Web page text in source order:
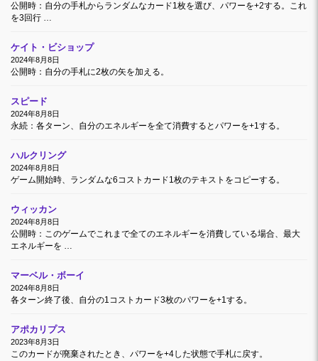
公開時：自分の手札からランダムなカード1枚を選び、パワーを+2する。これ
を3回行 …
ケイト・ビショップ
2024年8月8日
公開時：自分の手札に2枚の矢を加える。
スピード
2024年8月8日
永続：各ターン、自分のエネルギーを全て消費するとパワーを+1する。
ハルクリング
2024年8月8日
ゲーム開始時、ランダムな6コストカード1枚のテキストをコピーする。
ウィッカン
2024年8月8日
公開時：このゲームでこれまで全てのエネルギーを消費している場合、最大
エネルギーを …
マーベル・ボーイ
2024年8月8日
各ターン終了後、自分の1コストカード3枚のパワーを+1する。
アポカリプス
2023年8月3日
このカードが廃棄されたとき、パワーを+4した状態で手札に戻す。